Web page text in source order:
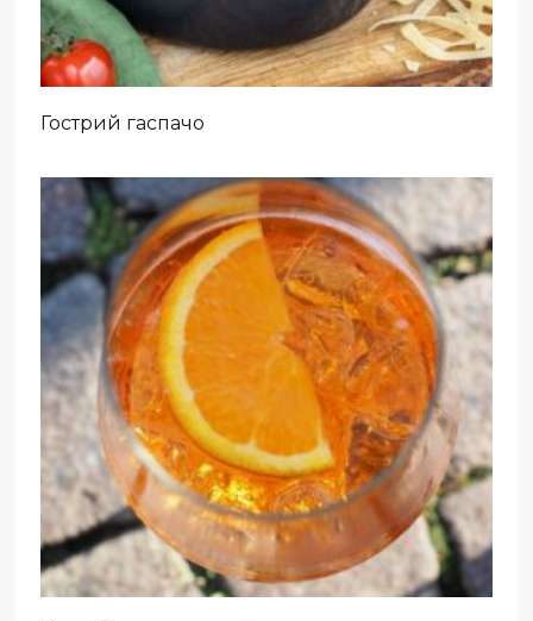
Гострий гаспачо